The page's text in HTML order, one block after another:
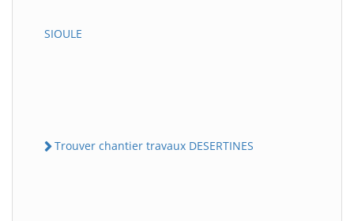
SIOULE
Trouver chantier travaux DESERTINES